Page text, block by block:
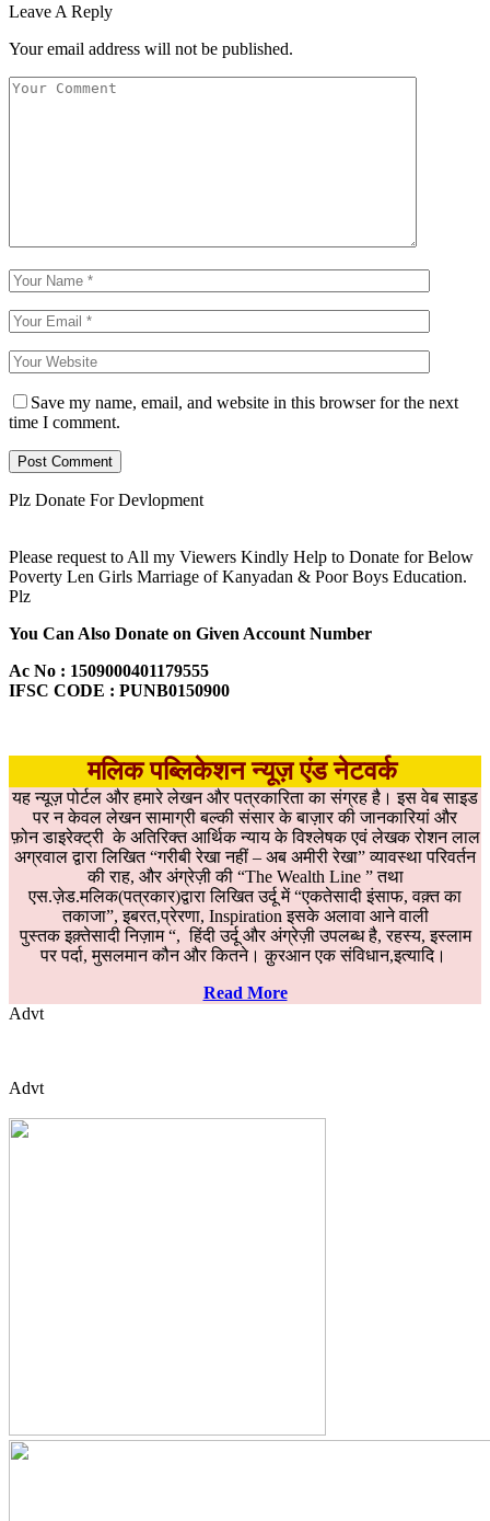
Leave A Reply
Your email address will not be published.
Save my name, email, and website in this browser for the next
time I comment.
Plz Donate For Devlopment
Please request to All my Viewers Kindly Help to Donate for Below
Poverty Len Girls Marriage of Kanyadan & Poor Boys Education.
Plz
You Can Also Donate on Given Account Number
Ac No : 1509000401179555
IFSC CODE : PUNB0150900
मलिक पब्लिकेशन न्यूज़ एंड नेटवर्क
यह न्यूज़ पोर्टल और हमारे लेखन और पत्रकारिता का संग्रह है। इस वेब साइड
पर न केवल लेखन सामाग्री बल्की संसार के बाज़ार की जानकारियां और
फ़ोन डाइरेक्ट्री के अतिरिक्त आर्थिक न्याय के विश्लेषक एवं लेखक रोशन लाल
अग्रवाल द्वारा लिखित “गरीबी रेखा नहीं – अब अमीरी रेखा” व्यावस्था परिवर्तन
की राह, और अंग्रेज़ी की “The Wealth Line ” तथा
एस.ज़ेड.मलिक(पत्रकार)द्वारा लिखित उर्दू में “एकतेसादी इंसाफ, वक़्त का
तकाजा”, इबरत,प्रेरणा, Inspiration इसके अलावा आने वाली
पुस्तक इक़्तेसादी निज़ाम “, हिंदी उर्दू और अंग्रेज़ी उपलब्ध है, रहस्य, इस्लाम
पर पर्दा, मुसलमान कौन और कितने। क़ुरआन एक संविधान,इत्यादि।
Read More
Advt
Advt